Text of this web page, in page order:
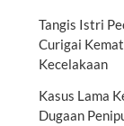
Tangis Istri
Curigai
Kecelakaan
Kasus Lama
Dugaan